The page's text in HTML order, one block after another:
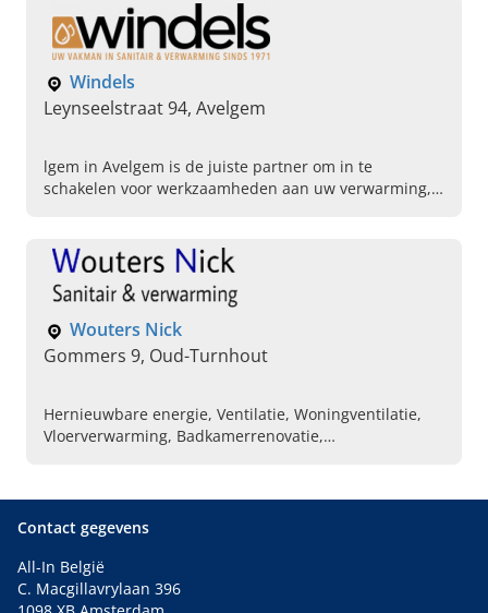
Windels
Leynseelstraat 94, Avelgem
lgem in Avelgem is de juiste partner om in te
schakelen voor werkzaamheden aan uw verwarming,
Wouters Nick
Gommers 9, Oud-Turnhout
Hernieuwbare energie, Ventilatie, Woningventilatie,
Vloerverwarming, Badkamerrenovatie,
Contact gegevens
All-In België
C. Macgillavrylaan 396